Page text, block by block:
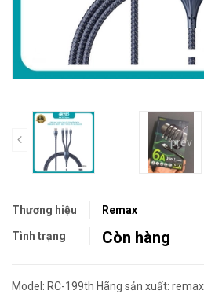
prev
Thương hiệu Remax
Tình trạng Còn hàng
Model: RC-199th Hãng sản xuất: